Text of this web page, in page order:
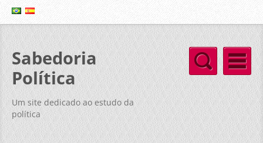
Sabedoria
Política
Um site dedicado ao estudo da
política